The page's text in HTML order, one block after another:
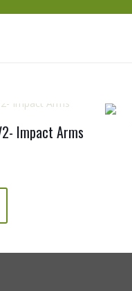
Impact Arms